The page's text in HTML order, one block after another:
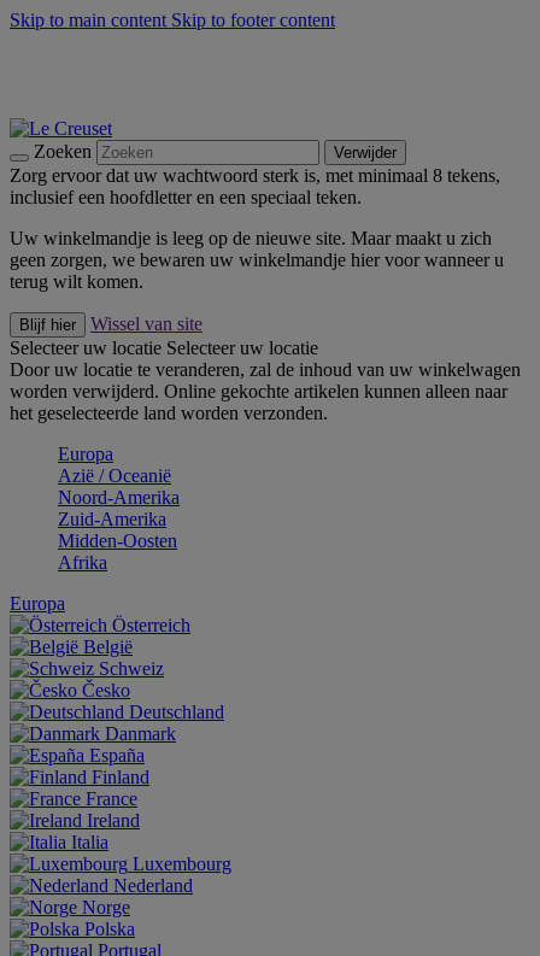
Skip to main content Skip to footer content
Zoeken Verwijder
Zorg ervoor dat uw wachtwoord sterk is, met minimaal 8 tekens,
inclusief een hoofdletter en een speciaal teken.
Uw winkelmandje is leeg op de nieuwe site. Maar maakt u zich
geen zorgen, we bewaren uw winkelmandje hier voor wanneer u
terug wilt komen.
Blijf hier
Wissel van site
Selecteer uw locatie Selecteer uw locatie
Door uw locatie te veranderen, zal de inhoud van uw winkelwagen
worden verwijderd. Online gekochte artikelen kunnen alleen naar
het geselecteerde land worden verzonden.
Europa
Aziё / Oceaniё
Noord-Amerika
Zuid-Amerika
Midden-Oosten
Afrika
Europa
Österreich
België
Schweiz
Česko
Deutschland
Danmark
España
Finland
France
Ireland
Italia
Luxembourg
Nederland
Norge
Polska
Portugal